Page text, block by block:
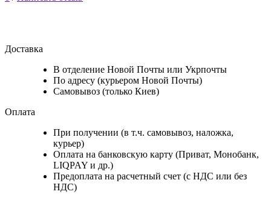
Доставка
В отделение Новой Почты или Укрпочты
По адресу (курьером Новой Почты)
Самовывоз (только Киев)
Оплата
При получении (в т.ч. самовывоз, наложка,
курьер)
Оплата на банковскую карту (Приват, Монобанк,
LIQPAY и др.)
Предоплата на расчетный счет (с НДС или без
НДС)